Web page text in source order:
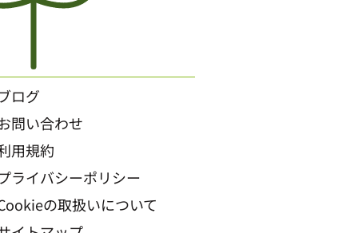
ログ
問い合わせ
用規約
ライバシーポリシー
の取扱いについて